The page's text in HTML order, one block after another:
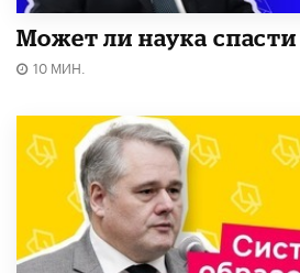
Может ли наука
10 МИН.